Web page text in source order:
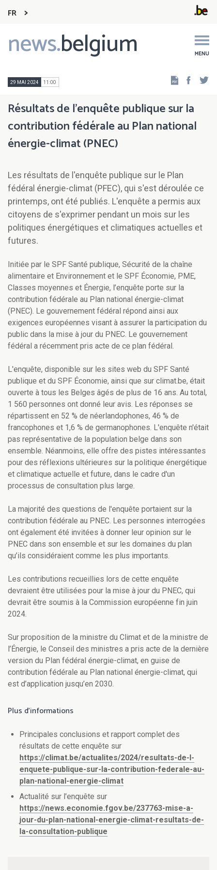
FR
news.belgium MENU
Main
navigation
29 MAI 2024 11:00
Résultats de l'enquête publique sur la
contribution fédérale au Plan national
énergie-climat (PNEC)
Les résultats de l'enquête publique sur le Plan
fédéral énergie-climat (PFEC), qui s'est déroulée ce
printemps, ont été publiés. L'enquête a permis aux
citoyens de s'exprimer pendant un mois sur les
politiques énergétiques et climatiques actuelles et
futures.
Initiée par le SPF Santé publique, Sécurité de la chaîne
alimentaire et Environnement et le SPF Économie, PME,
Classes moyennes et Énergie, l’enquête porte sur la
contribution fédérale au Plan national énergie-climat
(PNEC). Le gouvernement fédéral répond ainsi aux
exigences européennes visant à assurer la participation du
public dans la mise à jour du PNEC. Le gouvernement
fédéral a récemment pris acte de ce plan fédéral.
L'enquête, disponible sur les sites web du SPF Santé
publique et du SPF Économie, ainsi que sur climat.be, était
ouverte à tous les Belges âgés de plus de 16 ans. Au total,
1 560 personnes ont donné leur avis. Les réponses se
répartissent en 52 % de néerlandophones, 46 % de
francophones et 1,6 % de germanophones. L'enquête n'était
pas représentative de la population belge dans son
ensemble. Néanmoins, elle offre des pistes intéressantes
pour des réflexions ultérieures sur la politique énergétique
et climatique actuelle et future, dans le cadre d'un
processus de consultation plus large.
La majorité des questions de l'enquête portaient sur la
contribution fédérale au PNEC. Les personnes interrogées
ont également été invitées à donner leur opinion sur le
PNEC dans son ensemble et sur les domaines du plan
qu’ils considéraient comme les plus importants.
Les contributions recueillies lors de cette enquête
devraient être utilisées pour la mise à jour du PNEC, qui
devrait être soumis à la Commission européenne fin juin
2024.
Sur proposition de la ministre du Climat et de la ministre de
l’Énergie, le Conseil des ministres a pris acte de la dernière
version du Plan fédéral énergie-climat, en guise de
contribution fédérale au Plan national énergie-climat, qui
est d’application jusqu’en 2030.
Plus d’informations
Principales conclusions et rapport complet des
résultats de cette enquête sur
https://climat.be/actualites/2024/resultats-de-l-
enquete-publique-sur-la-contribution-federale-au-
plan-national-energie-climat
Actualité sur l’enquête sur
https://news.economie.fgov.be/237763-mise-a-
jour-du-plan-national-energie-climat-resultats-de-
la-consultation-publique